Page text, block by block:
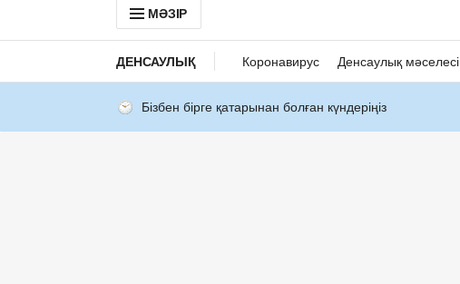
МӘЗІР
ДЕНСАУЛЫҚ Коронавирус Денсаулық мәселесі
Бізбен бірге қатарынан болған күндеріңіз